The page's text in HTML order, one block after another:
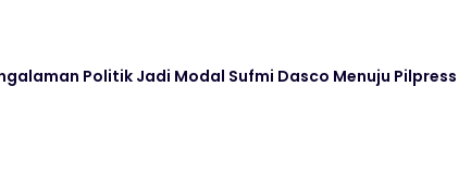
Politik Jadi Modal Sufmi Dasco Menuju Pilpress